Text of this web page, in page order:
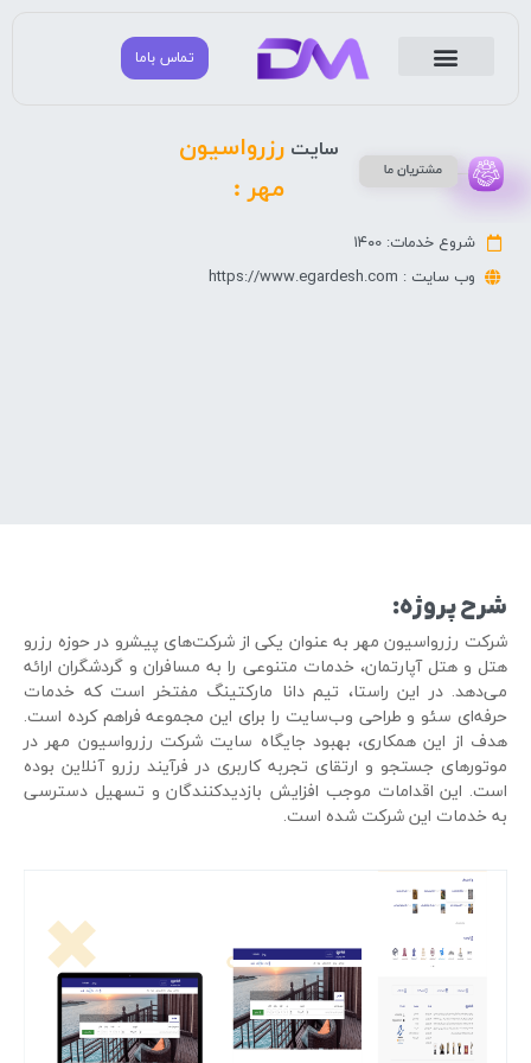
تماس باما
سایت رزرواسیون
مهر :
شروع خدمات: ۱۴۰0
وب سایت : https://www.egardesh.com
شرح پروژه:
شرکت رزرواسیون مهر به عنوان یکی از شرکت‌های پیشرو در حوزه رزرو
هتل و هتل آپارتمان، خدمات متنوعی را به مسافران و گردشگران ارائه
می‌دهد. در این راستا، تیم دانا مارکتینگ مفتخر است که خدمات
حرفه‌ای سئو و طراحی وب‌سایت را برای این مجموعه فراهم کرده است.
هدف از این همکاری، بهبود جایگاه سایت شرکت رزرواسیون مهر در
موتورهای جستجو و ارتقای تجربه کاربری در فرآیند رزرو آنلاین بوده
است. این اقدامات موجب افزایش بازدیدکنندگان و تسهیل دسترسی
به خدمات این شرکت شده است.